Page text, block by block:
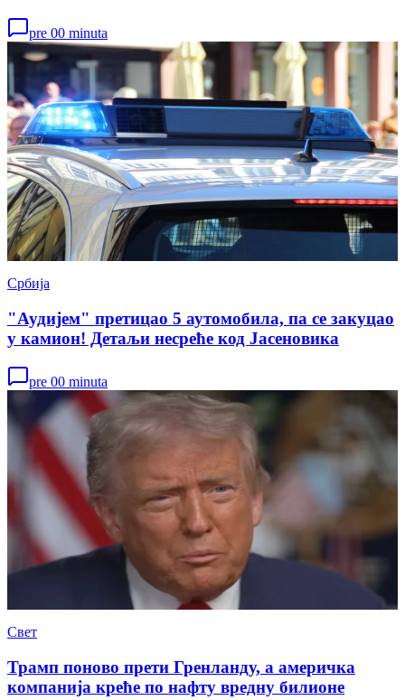
pre 00 minuta
Србија
"Аудијем" претицао 5 аутомобила, па се закуцао
у камион! Детаљи несреће код Јасеновика
pre 00 minuta
Свет
Трамп поново прети Гренланду, а америчка
компанија креће по нафту вредну билионе